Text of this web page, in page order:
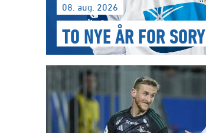
08. aug. 2026
TO NYE ÅR FOR SORY